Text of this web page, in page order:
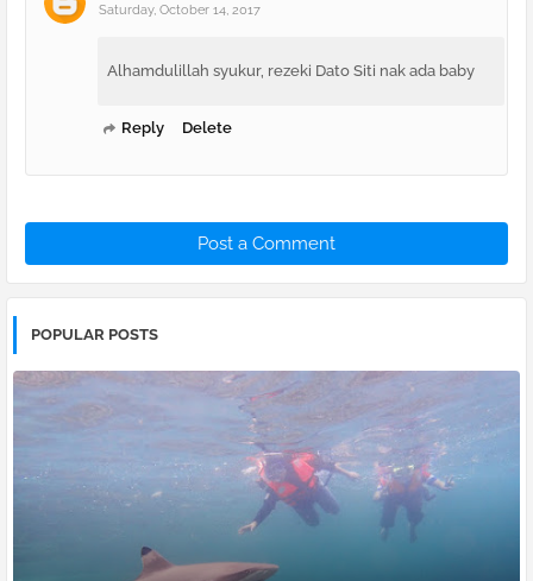
Saturday, October 14, 2017
Alhamdulillah syukur, rezeki Dato Siti nak ada baby
Reply Delete
Post a Comment
POPULAR POSTS